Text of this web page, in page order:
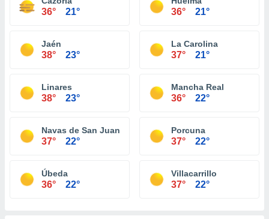
36° 21° 36° 21°
Jaén
38° 23°
La Carolina
37° 21°
Linares
38° 23°
Mancha Real
36° 22°
Navas de San Juan
37° 22°
Porcuna
37° 22°
Úbeda
36° 22°
Villacarrillo
37° 22°